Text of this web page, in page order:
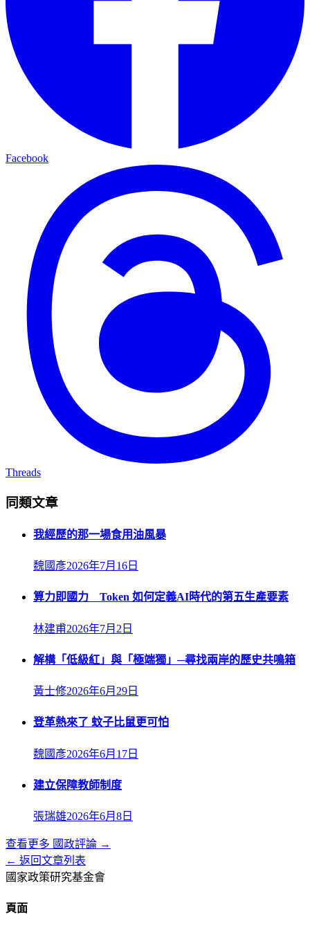
Facebook
Threads
同類文章
我經歷的那一場食用油風暴
魏國彥2026年7月16日
算力即國力 Token 如何定義AI時代的第五生產要素
林建甫2026年7月2日
解構「低級紅」與「極端獨」─尋找兩岸的歷史共鳴箱
黃士修2026年6月29日
登革熱來了 蚊子比鼠更可怕
魏國彥2026年6月17日
建立保障教師制度
張瑞雄2026年6月8日
查看更多 國政評論 →
← 返回文章列表
國家政策研究基金會
頁面